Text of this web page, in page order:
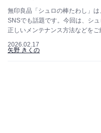
無印良品「シュロの棒たわし」
SNSでも話題です。今回は、シ
正しいメンテナンス方法などをご
2026.02.17
矢野 きくの